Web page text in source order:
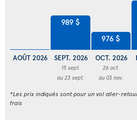
AOÛT 2026
989 $
SEPT. 2026
15 sept.
au 23 sept.
976 $
OCT. 2026
26 oct.
au 03 nov.
*Les prix indiqués sont pour un vol aller-
frais